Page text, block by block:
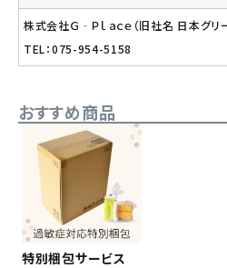
株式会社Ｇ‐Ｐｌａｃｅ（旧社名 日本グリ
TEL：075-954-5158
おすすめ商品
特別梱包サービス